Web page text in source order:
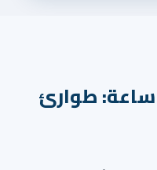
كهربائي منازل 24 ساعة: طوارئ